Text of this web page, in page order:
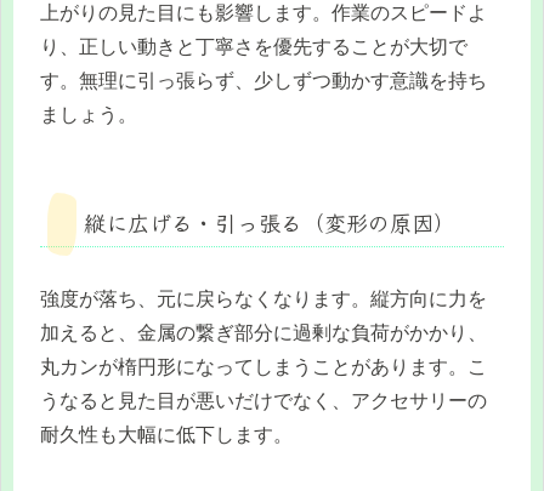
上がりの見た目にも影響します。作業のスピードよ
り、正しい動きと丁寧さを優先することが大切で
す。無理に引っ張らず、少しずつ動かす意識を持ち
ましょう。
縦に広げる・引っ張る（変形の原因）
強度が落ち、元に戻らなくなります。縦方向に力を
加えると、金属の繋ぎ部分に過剰な負荷がかかり、
丸カンが楕円形になってしまうことがあります。こ
うなると見た目が悪いだけでなく、アクセサリーの
耐久性も大幅に低下します。